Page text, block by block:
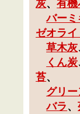
灰、有機
バーミ
ゼオライ
草木灰
くん炭
苔、
グリ
バラ、